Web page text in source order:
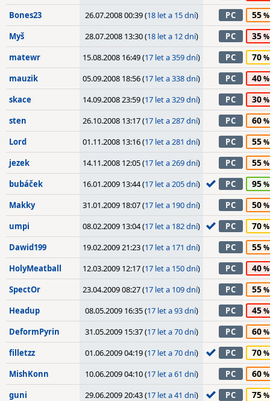
Bones23 26.07.2008 00:39 (18 let a 15 dní) PC 55
Myš 28.07.2008 13:30 (18 let a 12 dní) PC 35
matewr 15.08.2008 16:49 (17 let a 359 dní) PC 70
mauzik 05.09.2008 18:56 (17 let a 338 dní) PC 40
skace 14.09.2008 23:59 (17 let a 329 dní) PC 30
sten 26.10.2008 13:17 (17 let a 287 dní) PC 60
Lord 01.11.2008 13:16 (17 let a 281 dní) PC 55
jezek 14.11.2008 12:05 (17 let a 269 dní) PC 55
bubáček 16.01.2009 13:44 (17 let a 205 dní) PC 95
Makky 31.01.2009 18:07 (17 let a 190 dní) PC 50
umpi 08.02.2009 13:04 (17 let a 182 dní) PC 70
Dawid199 19.02.2009 21:23 (17 let a 171 dní) PC 55
HolyMeatball 12.03.2009 12:17 (17 let a 150 dní) PC 40
SpectOr 23.04.2009 08:27 (17 let a 109 dní) PC 55
Headup 08.05.2009 16:35 (17 let a 93 dní) PC 45
DeformPyrin 31.05.2009 15:37 (17 let a 70 dní) PC 60
filletzz 01.06.2009 04:19 (17 let a 70 dní) PC 70
MishKonn 10.06.2009 04:10 (17 let a 61 dní) PC 60
guni 29.06.2009 20:43 (17 let a 41 dní) PC 75